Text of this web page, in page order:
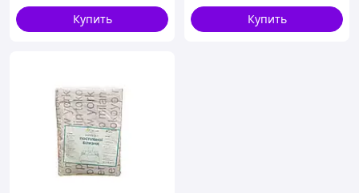
Купить
наволочкамиКупить